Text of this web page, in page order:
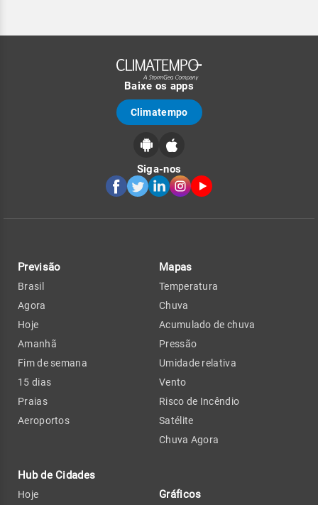
Baixe os apps
Climatempo
Siga-nos
Previsão
Brasil
Agora
Hoje
Amanhã
Fim de semana
15 dias
Praias
Aeroportos
Hub de Cidades
Hoje
Mapas
Temperatura
Chuva
Acumulado de chuva
Pressão
Umidade relativa
Vento
Risco de Incêndio
Satélite
Chuva Agora
Gráficos